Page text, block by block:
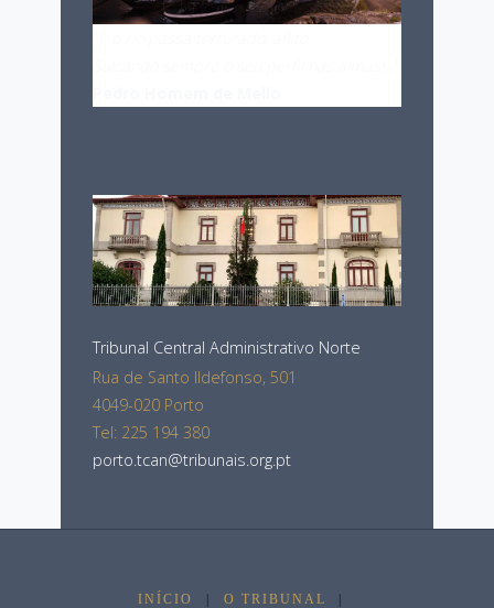
Tribunal Central Administrativo Norte
Rua de Santo Ildefonso, 501
4049-020 Porto
Tel: 225 194 380
porto.tcan@tribunais.org.pt
INÍCIO O TRIBUNAL